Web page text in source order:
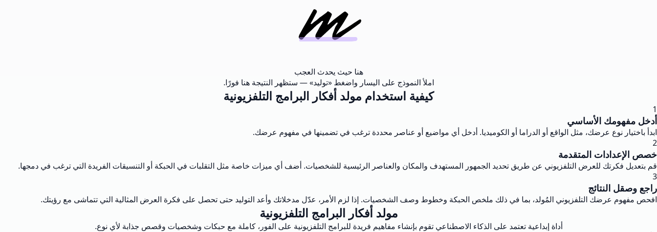
هنا حيث يحدث العجب
املأ النموذج على اليسار واضغط «توليد» — ستظهر النتيجة هنا فورًا.
كيفية استخدام مولد أفكار البرامج التلفزيونية
1
أدخل مفهومك الأساسي
ابدأ باختيار نوع عرضك، مثل الواقع أو الدراما أو الكوميديا. أدخل أي مواضيع أو عناصر محددة ترغب في تضمينها في مفهوم عرضك.
2
خصص الإعدادات المتقدمة
قم بتعديل فكرتك للعرض التلفزيوني عن طريق تحديد الجمهور المستهدف والمكان والعناصر الرئيسية للشخصيات. أضف أي ميزات خاصة مثل التقلبات في الحبكة أو التنسيقات الفريدة التي ترغب في دمجها.
3
راجع وصقل النتائج
افحص مفهوم عرضك التلفزيوني المُولد، بما في ذلك ملخص الحبكة وخطوط وصف الشخصيات. إذا لزم الأمر، عدّل مدخلاتك وأعد التوليد حتى تحصل على فكرة العرض المثالية التي تتماشى مع رؤيتك.
مولد أفكار البرامج التلفزيونية
أداة إبداعية تعتمد على الذكاء الاصطناعي تقوم بإنشاء مفاهيم فريدة للبرامج التلفزيونية على الفور، كاملة مع حبكات وشخصيات وقصص جذابة لأي نوع.